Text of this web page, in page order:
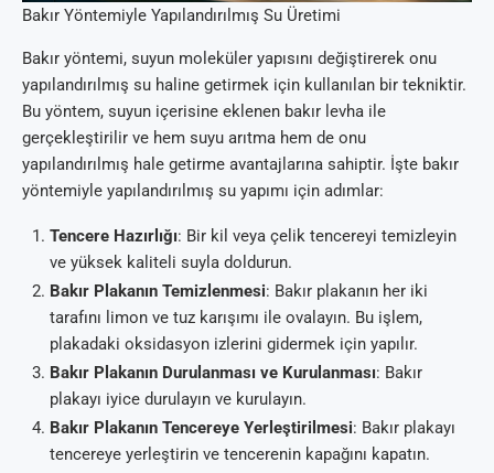
Bakır Yöntemiyle Yapılandırılmış Su Üretimi
Bakır yöntemi, suyun moleküler yapısını değiştirerek onu
yapılandırılmış su haline getirmek için kullanılan bir tekniktir.
Bu yöntem, suyun içerisine eklenen bakır levha ile
gerçekleştirilir ve hem suyu arıtma hem de onu
yapılandırılmış hale getirme avantajlarına sahiptir. İşte bakır
yöntemiyle yapılandırılmış su yapımı için adımlar:
Tencere Hazırlığı: Bir kil veya çelik tencereyi temizleyin
ve yüksek kaliteli suyla doldurun.
Bakır Plakanın Temizlenmesi: Bakır plakanın her iki
tarafını limon ve tuz karışımı ile ovalayın. Bu işlem,
plakadaki oksidasyon izlerini gidermek için yapılır.
Bakır Plakanın Durulanması ve Kurulanması: Bakır
plakayı iyice durulayın ve kurulayın.
Bakır Plakanın Tencereye Yerleştirilmesi: Bakır plakayı
tencereye yerleştirin ve tencerenin kapağını kapatın.